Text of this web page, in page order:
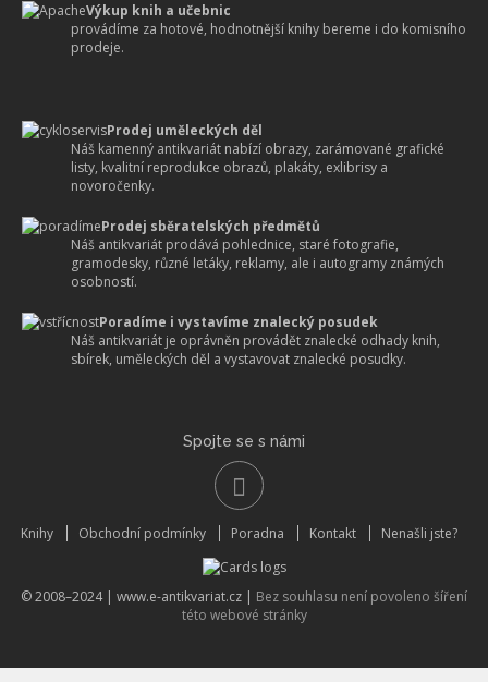
Výkup knih a učebnic
provádíme za hotové, hodnotnější knihy bereme i do komisního
prodeje.
Prodej uměleckých děl
Náš kamenný antikvariát nabízí obrazy, zarámované grafické
listy, kvalitní reprodukce obrazů, plakáty, exlibrisy a
novoročenky.
Prodej sběratelských předmětů
Náš antikvariát prodává pohlednice, staré fotografie,
gramodesky, různé letáky, reklamy, ale i autogramy známých
osobností.
Poradíme i vystavíme znalecký posudek
Náš antikvariát je oprávněn provádět znalecké odhady knih,
sbírek, uměleckých děl a vystavovat znalecké posudky.
Spojte se s námi
Knihy Obchodní podmínky Poradna Kontakt Nenašli jste?
© 2008–2024 | www.e-antikvariat.cz | Bez souhlasu není povoleno šíření
této webové stránky